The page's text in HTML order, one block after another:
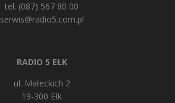
tel. (087) 567 80 00
serwis@radio5.com.pl
RADIO 5 EŁK
ul. Małeckich 2
19-300 Ełk